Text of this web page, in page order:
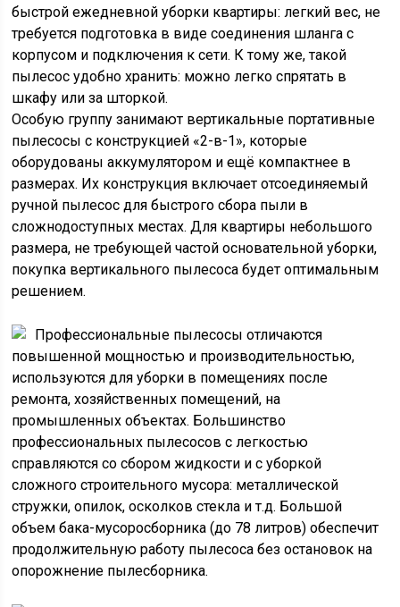
быстрой ежедневной уборки квартиры: легкий вес, не
требуется подготовка в виде соединения шланга с
корпусом и подключения к сети. К тому же, такой
пылесос удобно хранить: можно легко спрятать в
шкафу или за шторкой.
Особую группу занимают вертикальные портативные
пылесосы с конструкцией «2-в-1», которые
оборудованы аккумулятором и ещё компактнее в
размерах. Их конструкция включает отсоединяемый
ручной пылесос для быстрого сбора пыли в
сложнодоступных местах. Для квартиры небольшого
размера, не требующей частой основательной уборки,
покупка вертикального пылесоса будет оптимальным
решением.
Профессиональные пылесосы отличаются
повышенной мощностью и производительностью,
используются для уборки в помещениях после
ремонта, хозяйственных помещений, на
промышленных объектах. Большинство
профессиональных пылесосов с легкостью
справляются со сбором жидкости и с уборкой
сложного строительного мусора: металлической
стружки, опилок, осколков стекла и т.д. Большой
объем бака-мусоросборника (до 78 литров) обеспечит
продолжительную работу пылесоса без остановок на
опорожнение пылесборника.